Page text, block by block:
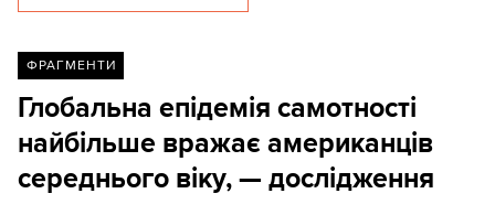
ФРАГМЕНТИ
Глобальна епідемія самотності
найбільше вражає американців
середнього віку, — дослідження